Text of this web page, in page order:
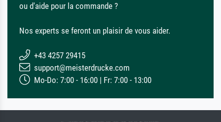
ou d'aide pour la commande ?
Nos experts se feront un plaisir de vous aider.
+43 4257 29415
support@meisterdrucke.com
Mo-Do: 7:00 - 16:00 | Fr: 7:00 - 13:00